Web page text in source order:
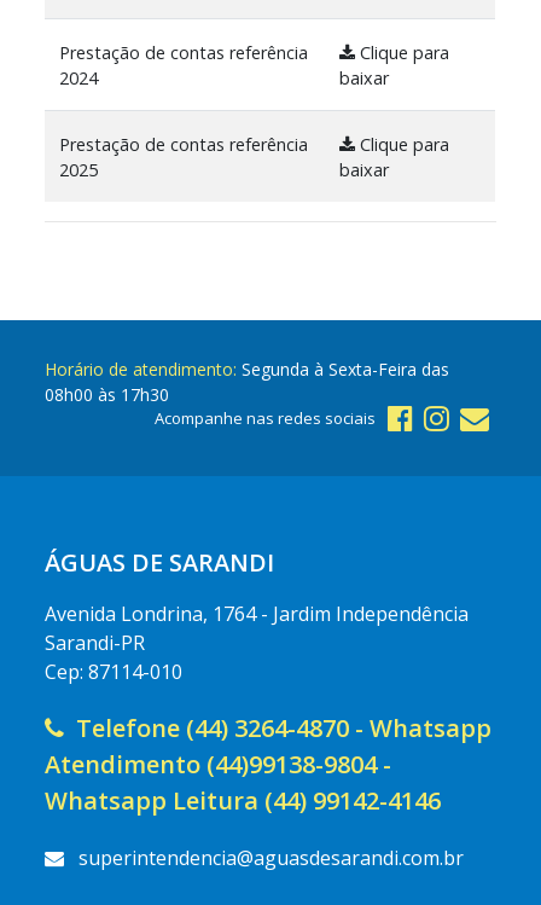
Prestação de contas referência
2024
Clique para
baixar
Prestação de contas referência
2025
Clique para
baixar
Horário de atendimento: Segunda à Sexta-Feira das
08h00 às 17h30
Acompanhe nas redes sociais
ÁGUAS DE SARANDI
Avenida Londrina, 1764 - Jardim Independência
Sarandi-PR
Cep: 87114-010
Telefone (44) 3264-4870 - Whatsapp
Atendimento (44)99138-9804 -
Whatsapp Leitura (44) 99142-4146
superintendencia@aguasdesarandi.com.br